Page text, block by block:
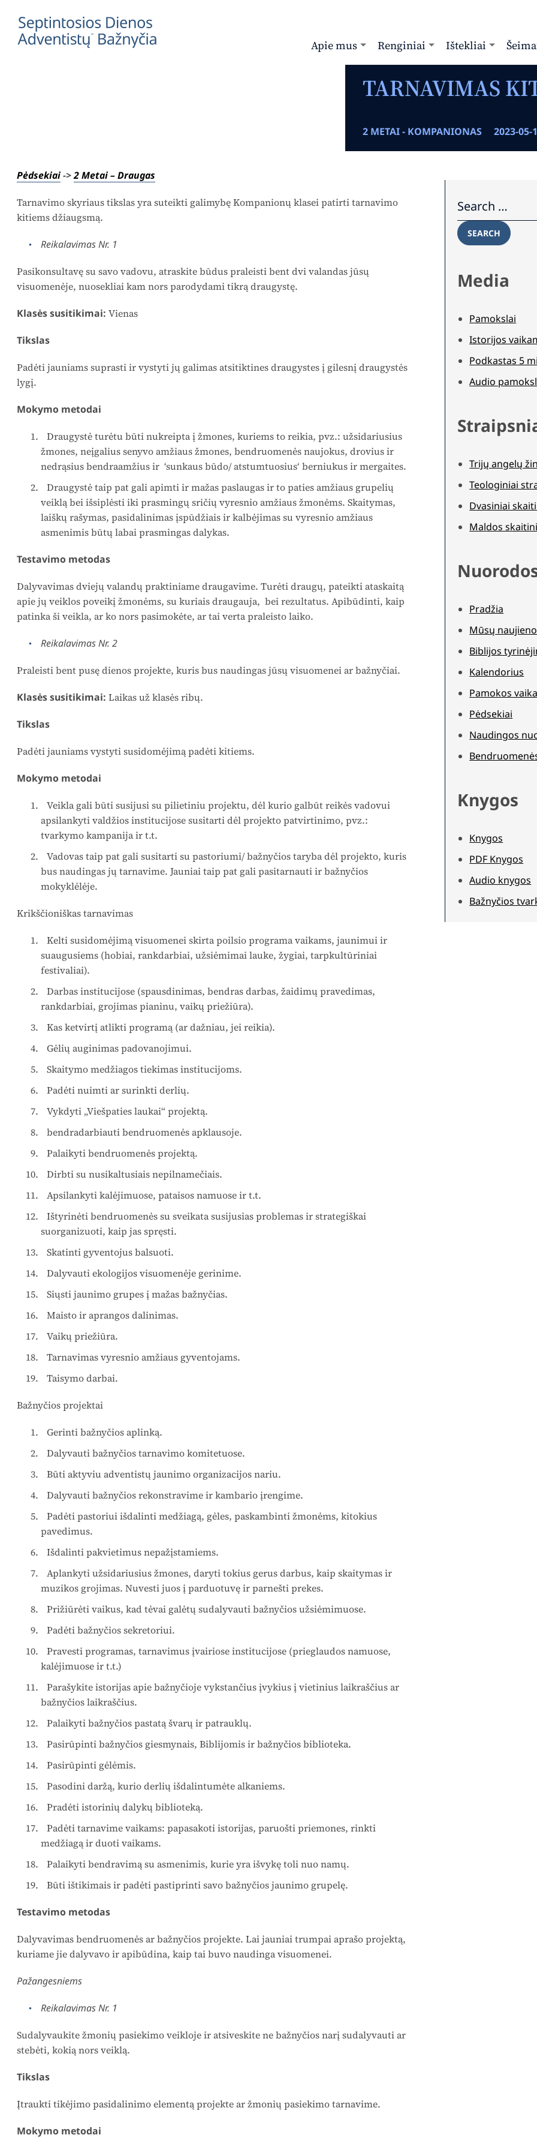
Apie mus Renginiai Ištekliai
TARNAVIMAS
2 METAI - KOMPANIONAS 2023-05-
Pėdsekiai->2 Metai – Draugas
Tarnavimo skyriaus tikslas yra suteikti galimybę Kompanionų klasei patirti tarnavimo
kitiems džiaugsmą.
Reikalavimas Nr. 1
Pasikonsultavę su savo vadovu, atraskite būdus praleisti bent dvi valandas jūsų
visuomenėje, nuosekliai kam nors parodydami tikrą draugystę.
Klasės susitikimai: Vienas
Tikslas
Padėti jauniams suprasti ir vystyti jų galimas atsitiktines draugystes į gilesnį draugystės
lygį.
Mokymo metodai
Draugystė turėtu būti nukreipta į žmones, kuriems to reikia, pvz.: užsidariusius
žmones, neįgalius senyvo amžiaus žmones, bendruomenės naujokus, drovius ir
nedrąsius bendraamžius ir ‘sunkaus būdo/ atstumtuosius‘ berniukus ir mergaites.
Draugystė taip pat gali apimti ir mažas paslaugas ir to paties amžiaus grupelių
veiklą bei išsiplėsti iki prasmingų sričių vyresnio amžiaus žmonėms. Skaitymas,
laiškų rašymas, pasidalinimas įspūdžiais ir kalbėjimas su vyresnio amžiaus
asmenimis būtų labai prasmingas dalykas.
Testavimo metodas
Dalyvavimas dviejų valandų praktiniame draugavime. Turėti draugų, pateikti ataskaitą
apie jų veiklos poveikį žmonėms, su kuriais draugauja, bei rezultatus. Apibūdinti, kaip
patinka ši veikla, ar ko nors pasimokėte, ar tai verta praleisto laiko.
Reikalavimas Nr. 2
Praleisti bent pusę dienos projekte, kuris bus naudingas jūsų visuomenei ar bažnyčiai.
Klasės susitikimai: Laikas už klasės ribų.
Tikslas
Padėti jauniams vystyti susidomėjimą padėti kitiems.
Mokymo metodai
Veikla gali būti susijusi su pilietiniu projektu, dėl kurio galbūt reikės vadovui
apsilankyti valdžios institucijose susitarti dėl projekto patvirtinimo, pvz.:
tvarkymo kampanija ir t.t.
Vadovas taip pat gali susitarti su pastoriumi/ bažnyčios taryba dėl projekto, kuris
bus naudingas jų tarnavime. Jauniai taip pat gali pasitarnauti ir bažnyčios
mokyklėlėje.
Krikščioniškas tarnavimas
Kelti susidomėjimą visuomenei skirta poilsio programa vaikams, jaunimui ir
suaugusiems (hobiai, rankdarbiai, užsiėmimai lauke, žygiai, tarpkultūriniai
festivaliai).
Darbas institucijose (spausdinimas, bendras darbas, žaidimų pravedimas,
rankdarbiai, grojimas pianinu, vaikų priežiūra).
Kas ketvirtį atlikti programą (ar dažniau, jei reikia).
Gėlių auginimas padovanojimui.
Skaitymo medžiagos tiekimas institucijoms.
Padėti nuimti ar surinkti derlių.
Vykdyti „Viešpaties laukai“ projektą.
bendradarbiauti bendruomenės apklausoje.
Palaikyti bendruomenės projektą.
Dirbti su nusikaltusiais nepilnamečiais.
Apsilankyti kalėjimuose, pataisos namuose ir t.t.
Ištyrinėti bendruomenės su sveikata susijusias problemas ir strategiškai
suorganizuoti, kaip jas spręsti.
Skatinti gyventojus balsuoti.
Dalyvauti ekologijos visuomenėje gerinime.
Siųsti jaunimo grupes į mažas bažnyčias.
Maisto ir aprangos dalinimas.
Vaikų priežiūra.
Tarnavimas vyresnio amžiaus gyventojams.
Taisymo darbai.
Bažnyčios projektai
Gerinti bažnyčios aplinką.
Dalyvauti bažnyčios tarnavimo komitetuose.
Būti aktyviu adventistų jaunimo organizacijos nariu.
Dalyvauti bažnyčios rekonstravime ir kambario įrengime.
Padėti pastoriui išdalinti medžiagą, gėles, paskambinti žmonėms, kitokius
pavedimus.
Išdalinti pakvietimus nepažįstamiems.
Aplankyti užsidariusius žmones, daryti tokius gerus darbus, kaip skaitymas ir
muzikos grojimas. Nuvesti juos į parduotuvę ir parnešti prekes.
Prižiūrėti vaikus, kad tėvai galėtų sudalyvauti bažnyčios užsiėmimuose.
Padėti bažnyčios sekretoriui.
Pravesti programas, tarnavimus įvairiose institucijose (prieglaudos namuose,
kalėjimuose ir t.t.)
Parašykite istorijas apie bažnyčioje vykstančius įvykius į vietinius laikraščius ar
bažnyčios laikraščius.
Palaikyti bažnyčios pastatą švarų ir patrauklų.
Pasirūpinti bažnyčios giesmynais, Biblijomis ir bažnyčios biblioteka.
Pasirūpinti gėlėmis.
Pasodini daržą, kurio derlių išdalintumėte alkaniems.
Pradėti istorinių dalykų biblioteką.
Padėti tarnavime vaikams: papasakoti istorijas, paruošti priemones, rinkti
medžiagą ir duoti vaikams.
Palaikyti bendravimą su asmenimis, kurie yra išvykę toli nuo namų.
Būti ištikimais ir padėti pastiprinti savo bažnyčios jaunimo grupelę.
Testavimo metodas
Dalyvavimas bendruomenės ar bažnyčios projekte. Lai jauniai trumpai aprašo projektą,
kuriame jie dalyvavo ir apibūdina, kaip tai buvo naudinga visuomenei.
Pažangesniems
Reikalavimas Nr. 1
Sudalyvaukite žmonių pasiekimo veikloje ir atsiveskite ne bažnyčios narį sudalyvauti ar
stebėti, kokią nors veiklą.
Tikslas
Įtraukti tikėjimo pasidalinimo elementą projekte ar žmonių pasiekimo tarnavime.
Mokymo metodai
SEARCH
Media
Pamokslai
Istorijos
Podkastas 5
Audio
Trijų angelų
Teologiniai
Dvasiniai
Maldos
Pradžia
Mūsų
Biblijos
Kalendorius
Pamokos
Pėdsekiai
Naudingos
Knygos
Knygos
PDF Knygos
Audio knygos
Bažnyčios